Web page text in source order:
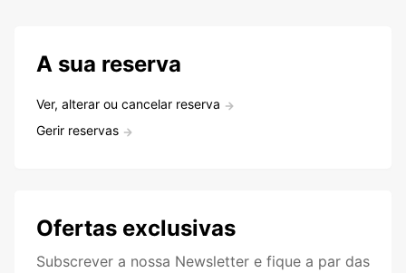
A sua reserva
Ver, alterar ou cancelar reserva
Gerir reservas
Ofertas exclusivas
Subscrever a nossa Newsletter e fique a par das